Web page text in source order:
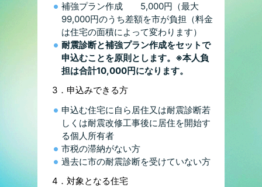
補強プラン作成 5,000円（最大
99,000円のうち差額を市が負担（料金
は住宅の面積によって変わります）
耐震診断と補強プラン作成をセットで
申込むことを原則とします。※本人負
担は合計10,000円になります。
3．申込みできる方
申込む住宅に自ら居住又は耐震診断若
しくは耐震改修工事後に居住を開始す
る個人所有者
市税の滞納がない方
過去に市の耐震診断を受けていない方
4．対象となる住宅